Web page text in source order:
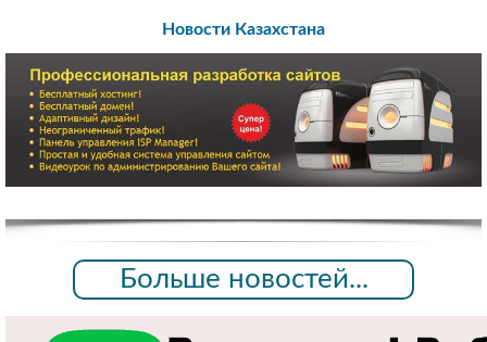
Новости Казахстана
Больше новостей...